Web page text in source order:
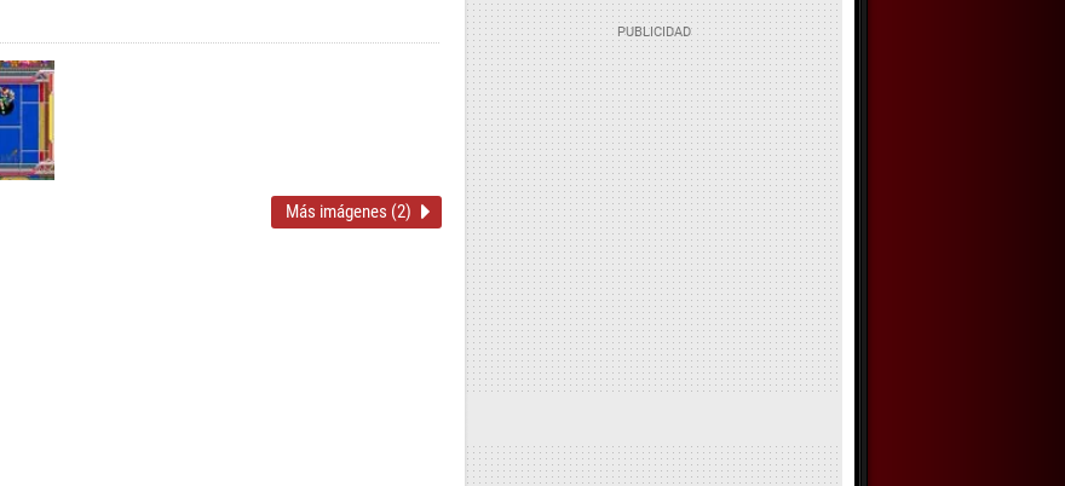
Más imágenes (2)